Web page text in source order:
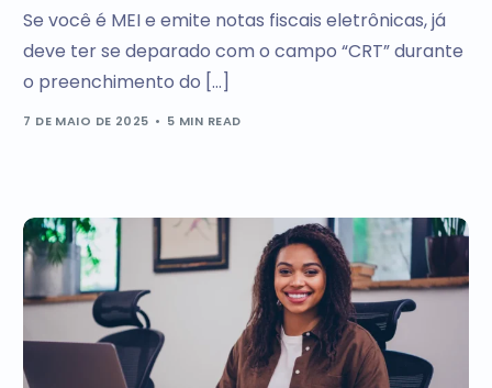
Se você é MEI e emite notas fiscais eletrônicas, já
deve ter se deparado com o campo “CRT” durante
o preenchimento do […]
7 DE MAIO DE 2025 5 MIN READ